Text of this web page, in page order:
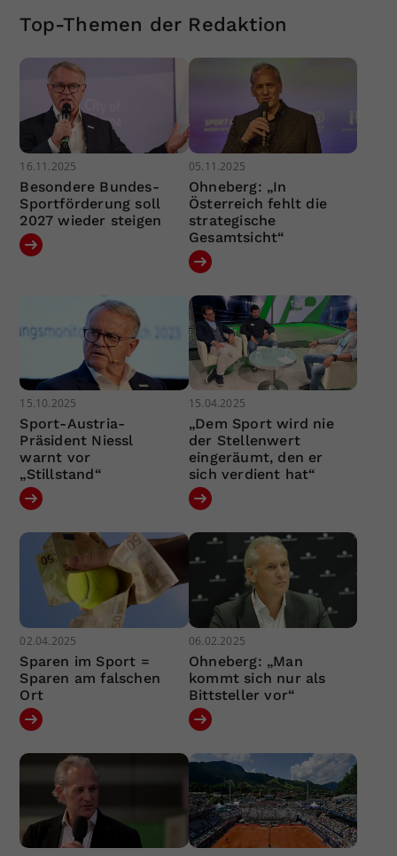
Top-Themen der Redaktion
16.11.2025
Besondere Bundes-
Sportförderung soll
2027 wieder steigen
05.11.2025
Ohneberg: „In
Österreich fehlt die
strategische
Gesamtsicht“
15.10.2025
Sport-Austria-
Präsident Niessl
warnt vor
„Stillstand“
15.04.2025
„Dem Sport wird nie
der Stellenwert
eingeräumt, den er
sich verdient hat“
02.04.2025
Sparen im Sport =
Sparen am falschen
Ort
06.02.2025
Ohneberg: „Man
kommt sich nur als
Bittsteller vor“